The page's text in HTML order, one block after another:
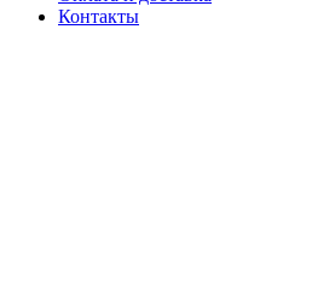
Контакты